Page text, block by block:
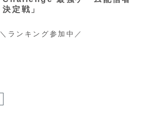
決定戦」
＼ランキング参加中／